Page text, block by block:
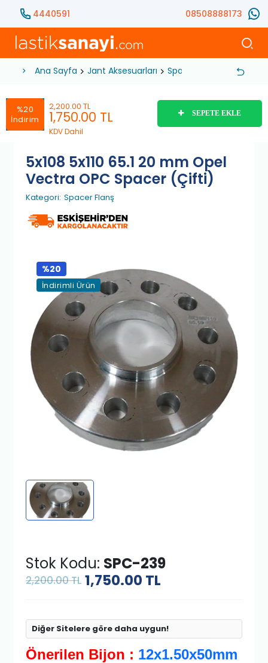
4440591 08508888173
Ana Sayfa Jant Aksesuarları Spacer Flanş 5x108
%20
İndirim
2,200.00 TL
1,750.00 TL
KDV Dahil
SEPETE EKLE
5x108 5x110 65.1 20 mm Opel
Vectra OPC Spacer (Çifti)
Kategori: Spacer Flanş
%20
İndirimli Ürün
Stok Kodu: SPC-239
2,200.00 TL 1,750.00 TL
Diğer Sitelere göre daha uygun!
Önerilen Bijon : 12x1.50x50mm